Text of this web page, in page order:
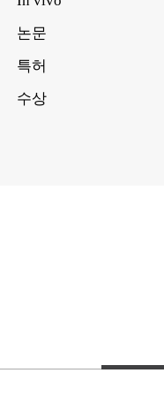
논문
특허
수상